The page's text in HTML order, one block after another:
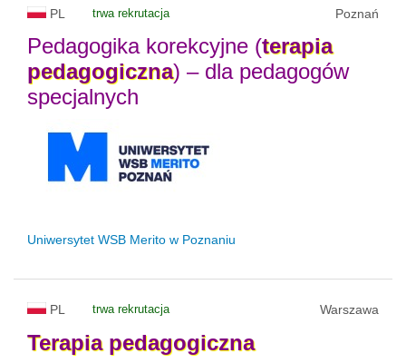
PL trwa rekrutacja Poznań
Pedagogika korekcyjne (terapia
pedagogiczna) – dla pedagogów
specjalnych
Uniwersytet WSB Merito w Poznaniu
PL trwa rekrutacja Warszawa
Terapia pedagogiczna